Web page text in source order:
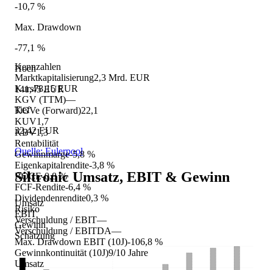
Kennzahlen
Marktkapitalisierung2,3 Mrd. EUR
Kurs78,15 EUR
KGV (TTM)—
KGVe (Forward)22,1
KUV1,7
KBV1,3
Rentabilität
Gewinnmarge-5,8 %
Eigenkapitalrendite-3,8 %
ROCE-0,8 %
FCF-Rendite-6,4 %
Dividendenrendite0,3 %
Risiko
Verschuldung / EBIT—
Verschuldung / EBITDA—
Max. Drawdown EBIT (10J)-106,8 %
Gewinnkontinuität (10J)9/10 Jahre
Umsatz
-10,7 %
Max. Drawdown
-77,1 %
Hoch
141,45 EUR
Tief
32,42 EUR
Quelle: Eulerpool
Siltronic Umsatz, EBIT & Gewinn
Umsatz
EBIT
Gewinn
Schätzung